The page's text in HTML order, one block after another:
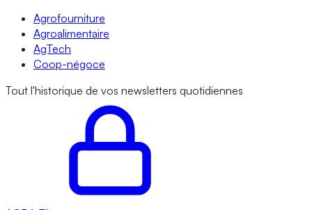
Agrofourniture
Agroalimentaire
AgTech
Coop-négoce
Tout l'historique de vos newsletters quotidiennes